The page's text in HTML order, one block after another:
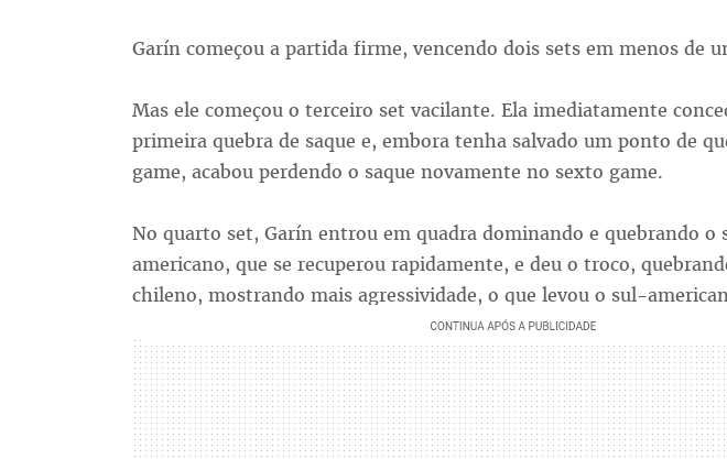
Garín começou a partida firme, vencendo dois sets em menos de
Mas ele começou o terceiro set vacilante. Ela imediatamente
primeira quebra de saque e, embora tenha salvado um ponto de
game, acabou perdendo o saque novamente no sexto game.
No quarto set, Garín entrou em quadra dominando e quebrando o
americano, que se recuperou rapidamente, e deu o troco,
chileno, mostrando mais agressividade, o que levou o sul-